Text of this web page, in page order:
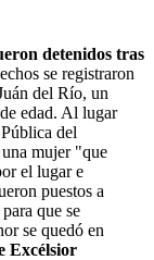
detenidos tras
se registraron
del Río, un
edad. Al lugar
del
mujer "que
el lugar e
puestos a
que se
se quedó en
Excélsior